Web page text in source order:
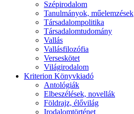
Szépirodalom
Tanulmányok, műelemzések
Társadalompolitika
Társadalomtudomány
Vallás
Vallásfilozófia
Verseskötet
Világirodalom
Kriterion Könyvkiadó
Antológiák
Elbeszélések, novellák
Földrajz, élővilág
Irodalomtörténet